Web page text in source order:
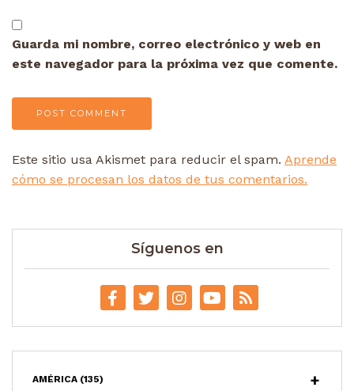
Guarda mi nombre, correo electrónico y web en
este navegador para la próxima vez que comente.
Este sitio usa Akismet para reducir el spam. Aprende
cómo se procesan los datos de tus comentarios.
Síguenos en
AMÉRICA (135)